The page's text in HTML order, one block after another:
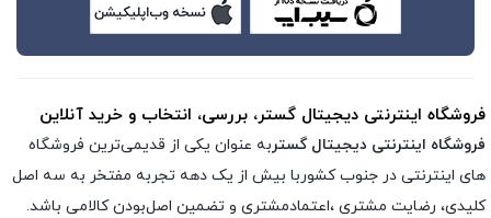
فروشگاه اینترنتی دیجیتال گستر، بررسی، انتخاب و خرید آنلاین
فروشگاه اینترنتی دیجیتال گستربه عنوان یکی از قدیمی‌ترین فروشگاه
های اینترنتی در جنوب کشوربا بیش از یک دهه تجربه مفتخر به سه اصل
کلیدی، رضایت مشتری ،اعتمادمشتری و تضمین اصل‌بودن کالامی باشد.